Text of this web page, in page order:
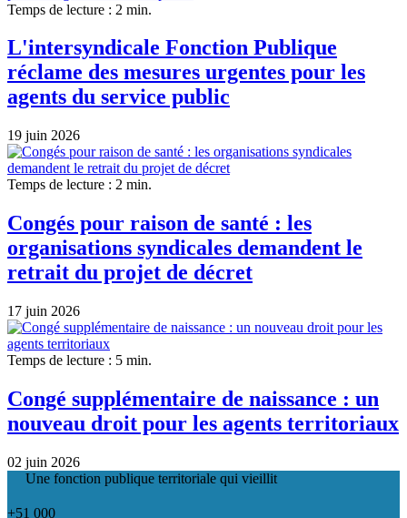
Temps de lecture : 2 min.
L'intersyndicale Fonction Publique
réclame des mesures urgentes pour les
agents du service public
19 juin 2026
Temps de lecture : 2 min.
Congés pour raison de santé : les
organisations syndicales demandent le
retrait du projet de décret
17 juin 2026
Temps de lecture : 5 min.
Congé supplémentaire de naissance : un
nouveau droit pour les agents territoriaux
02 juin 2026
Une fonction publique territoriale qui vieillit
+51 000